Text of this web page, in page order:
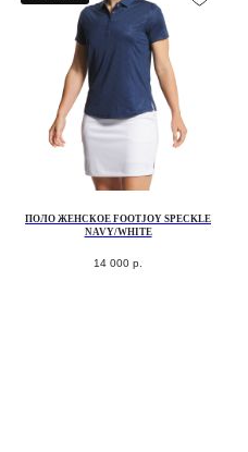
ПОЛО ЖЕНСКОЕ FOOTJOY SPECKLE
NAVY/WHITE
14 000 р.